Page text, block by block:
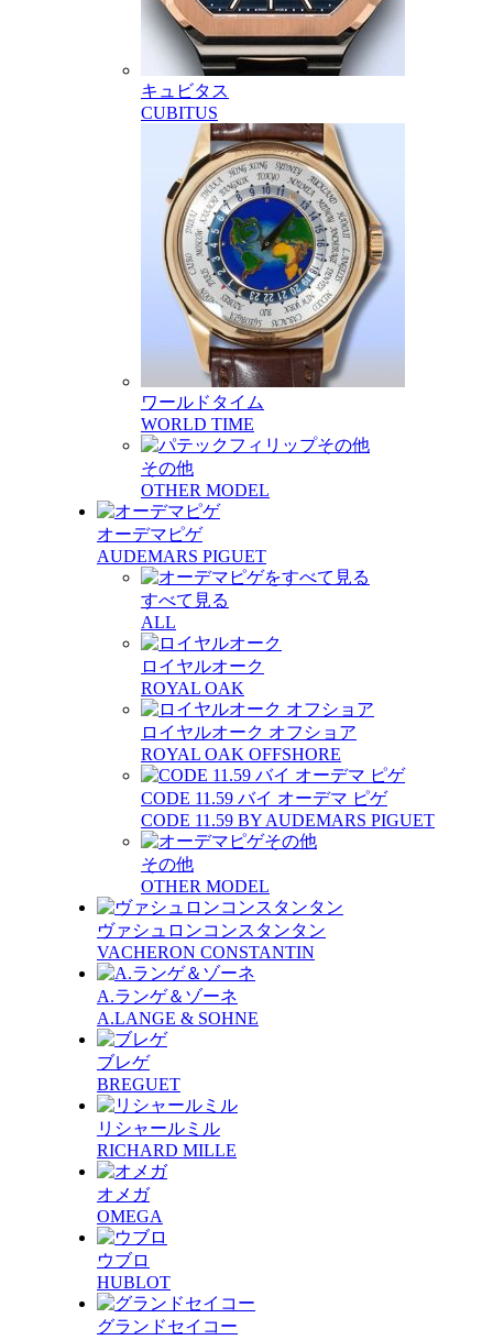
キュビタス
CUBITUS
ワールドタイム
WORLD TIME
その他
OTHER MODEL
オーデマピゲ
AUDEMARS PIGUET
すべて見る
ALL
ロイヤルオーク
ROYAL OAK
ロイヤルオーク オフショア
ROYAL OAK OFFSHORE
CODE 11.59 バイ オーデマ ピゲ
CODE 11.59 BY AUDEMARS PIGUET
その他
OTHER MODEL
ヴァシュロンコンスタンタン
VACHERON CONSTANTIN
A.ランゲ＆ゾーネ
A.LANGE & SOHNE
ブレゲ
BREGUET
リシャールミル
RICHARD MILLE
オメガ
OMEGA
ウブロ
HUBLOT
グランドセイコー